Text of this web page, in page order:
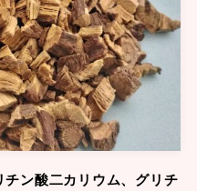
ン酸二カリウム、グリチ